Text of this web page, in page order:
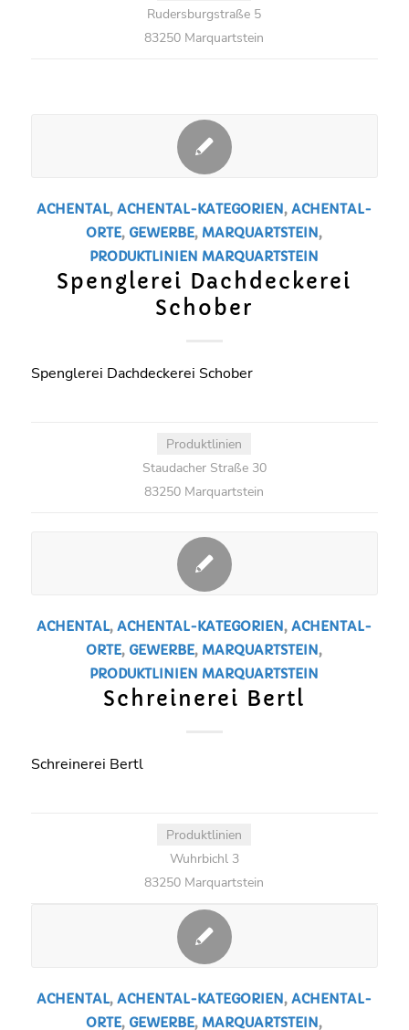
Rudersburgstraße 5
83250 Marquartstein
ACHENTAL,ACHENTAL-KATEGORIEN,ACHENTAL-
ORTE, GEWERBE, MARQUARTSTEIN,
PRODUKTLINIEN MARQUARTSTEIN
Spenglerei Dachdeckerei
Schober
Spenglerei Dachdeckerei Schober
Produktlinien
Staudacher Straße 30
83250 Marquartstein
ACHENTAL,ACHENTAL-KATEGORIEN,ACHENTAL-
ORTE, GEWERBE, MARQUARTSTEIN,
PRODUKTLINIEN MARQUARTSTEIN
Schreinerei Bertl
Schreinerei Bertl
Produktlinien
Wuhrbichl 3
83250 Marquartstein
ACHENTAL,ACHENTAL-KATEGORIEN,ACHENTAL-
ORTE, GEWERBE, MARQUARTSTEIN,